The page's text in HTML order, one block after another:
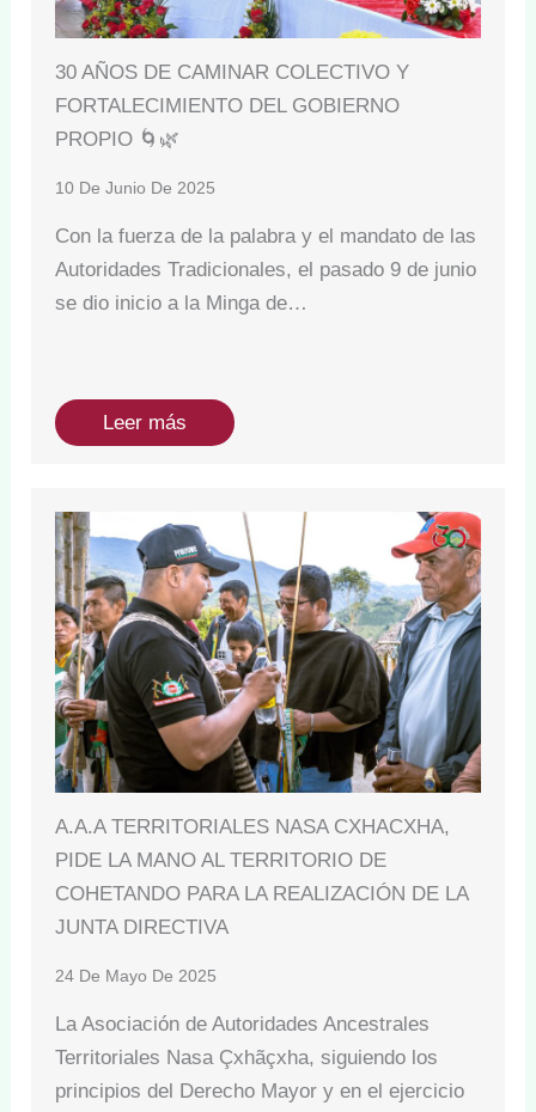
30 AÑOS DE CAMINAR COLECTIVO Y
FORTALECIMIENTO DEL GOBIERNO
PROPIO 🌀🌿
10 De Junio De 2025
Con la fuerza de la palabra y el mandato de las
Autoridades Tradicionales, el pasado 9 de junio
se dio inicio a la Minga de…
Leer más
A.A.A TERRITORIALES NASA CXHACXHA,
PIDE LA MANO AL TERRITORIO DE
COHETANDO PARA LA REALIZACIÓN DE LA
JUNTA DIRECTIVA
24 De Mayo De 2025
La Asociación de Autoridades Ancestrales
Territoriales Nasa Çxhãçxha, siguiendo los
principios del Derecho Mayor y en el ejercicio